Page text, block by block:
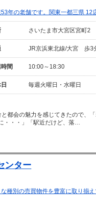
年の老舗です。関東一都三県 12
さいたま市大宮区宮町2
JR京浜東北線/大宮 歩3
間 10:00～18:30
毎週火曜日・水曜日
都会の魅力を感じてきたので、
・・・」「駅近だけど、落…
ンター
種別の売買物件を豊富に取り揃